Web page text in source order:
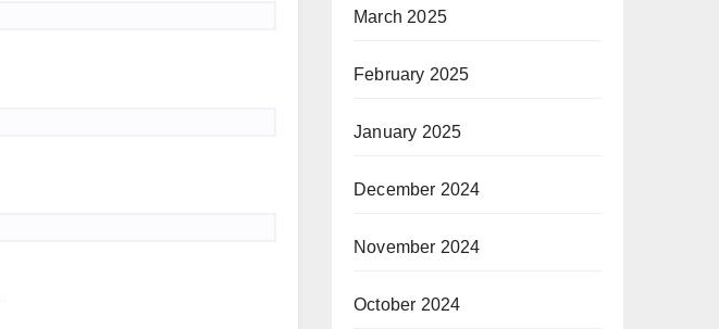
March 2025
February 2025
January 2025
December 2024
November 2024
October 2024